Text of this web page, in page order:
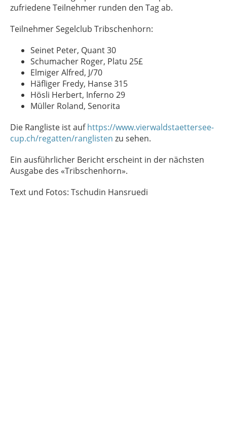
zufriedene Teilnehmer runden den Tag ab.
Teilnehmer Segelclub Tribschenhorn:
Seinet Peter, Quant 30
Schumacher Roger, Platu 25£
Elmiger Alfred, J/70
Häfliger Fredy, Hanse 315
Hösli Herbert, Inferno 29
Müller Roland, Senorita
Die Rangliste ist aufhttps://www.vierwaldstaettersee-
cup.ch/regatten/ranglisten zu sehen.
Ein ausführlicher Bericht erscheint in der nächsten
Ausgabe des «Tribschenhorn».
Text und Fotos: Tschudin Hansruedi